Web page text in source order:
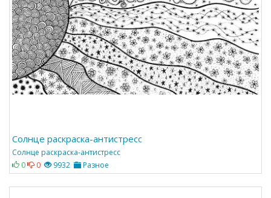
Солнце раскраска-антистресс
Солнце раскраска-антистресс
0
0 9932 Разное